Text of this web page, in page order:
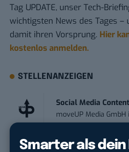
Smarter als dein
Tag UPDATE, unser Tech-
wichtigsten News des Tages –
damit ihren Vorsprung. Hier
kostenlos anmelden.
STELLENANZEIGEN
Social Media
moveUP Media GmbH
Anforderungs- und